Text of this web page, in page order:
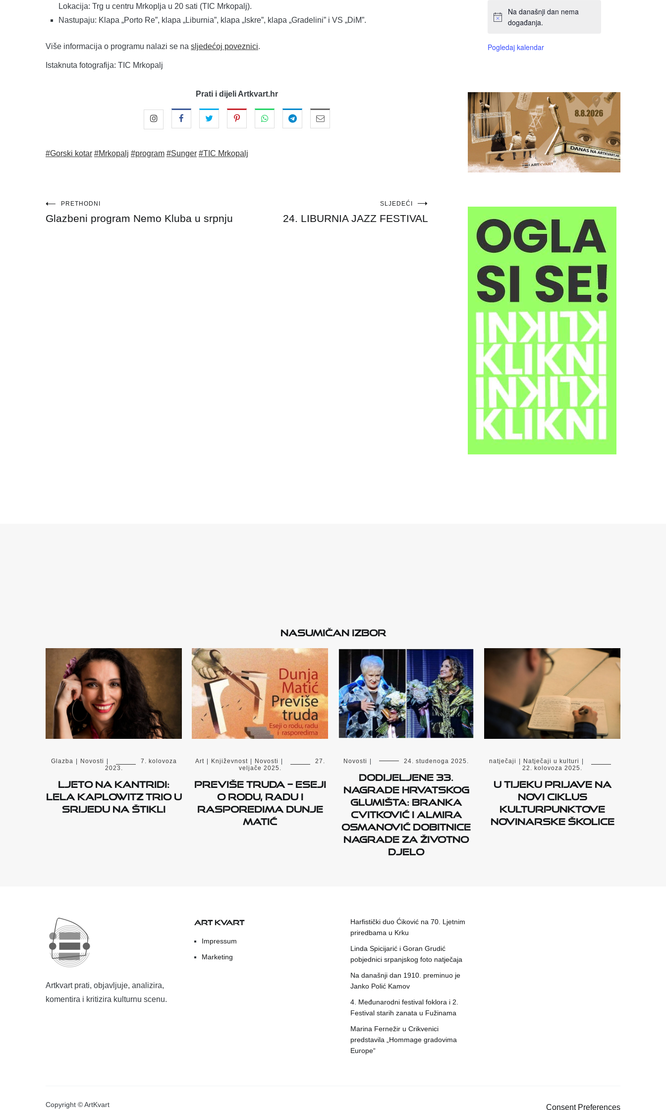
Lokacija: Trg u centru Mrkoplja u 20 sati (TIC Mrkopalj).
Nastupaju: Klapa „Porto Re”, klapa „Liburnia”, klapa „Iskre”, klapa „Gradelini” i VS „DiM”.
Više informacija o programu nalazi se na sljedećoj poveznici.
Istaknuta fotografija: TIC Mrkopalj
Prati i dijeli Artkvart.hr
#Gorski kotar #Mrkopalj #program #Sunger #TIC Mrkopalj
Navigacija
objava
PRETHODNI
Glazbeni program Nemo Kluba u srpnju
SLJEDEĆI
24. LIBURNIA JAZZ FESTIVAL
Na današnji dan nema
događanja.
Pogledaj kalendar
Nasumičan izbor
Glazba Novosti
7. kolovoza
2023.
Ljeto na Kantridi:
Lela Kaplowitz Trio u
srijedu na Štikli
Art Književnost Novosti
27.
veljače 2025.
Previše truda – Eseji
o rodu, radu i
rasporedima Dunje
Matić
Novosti 24. studenoga 2025.
DODIJELJENE 33.
NAGRADE HRVATSKOG
GLUMIŠTA: Branka
Cvitković i Almira
Osmanović dobitnice
Nagrade za životno
djelo
natječaji Natječaji u kulturi
22. kolovoza 2025.
U tijeku prijave na
novi ciklus
Kulturpunktove
novinarske školice
Artkvart prati, objavljuje, analizira,
komentira i kritizira kulturnu scenu.
ART KVART
Impressum
Marketing
Harfistički duo Ćiković na 70. Ljetnim
priredbama u Krku
Linda Spicijarić i Goran Grudić
pobjednici srpanjskog foto natječaja
Na današnji dan 1910. preminuo je
Janko Polić Kamov
4. Međunarodni festival foklora i 2.
Festival starih zanata u Fužinama
Marina Fernežir u Crikvenici
predstavila „Hommage gradovima
Europe“
Copyright © ArtKvart Consent Preferences